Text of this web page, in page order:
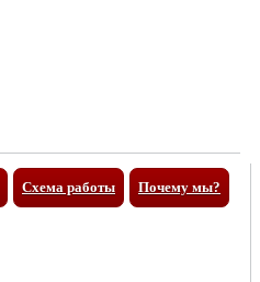
Почему мы?
Схема работы